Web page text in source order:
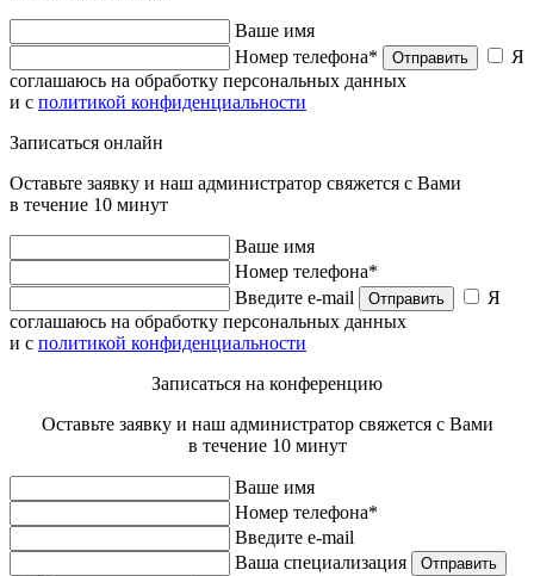
Ваше имя
Номер телефона*
Отправить
Я
соглашаюсь на обработку персональных данных
и с политикой конфиденциальности
Записаться онлайн
Оставьте заявку и наш администратор свяжется с Вами
в течение 10 минут
Ваше имя
Номер телефона*
Введите e-mail
Отправить
Я
соглашаюсь на обработку персональных данных
и с политикой конфиденциальности
Записаться на конференцию
Оставьте заявку и наш администратор свяжется с Вами
в течение 10 минут
Ваше имя
Номер телефона*
Введите e-mail
Ваша специализация
Отправить